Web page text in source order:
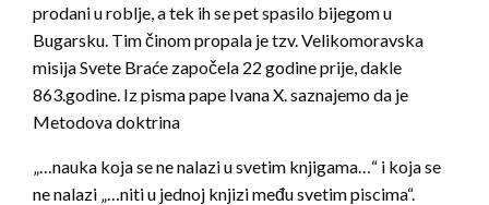
prodani u roblje, a tek ih se pet spasilo bijegom u
Bugarsku. Tim činom propala je tzv. Velikomoravska
misija Svete Braće započela 22 godine prije, dakle
863.godine. Iz pisma pape Ivana X. saznajemo da je
Metodova doktrina
„…nauka koja se ne nalazi u svetim knjigama…“ i koja se
ne nalazi „…niti u jednoj knjizi među svetim piscima“.